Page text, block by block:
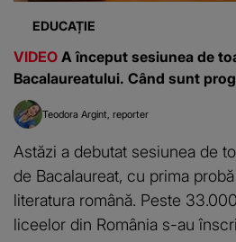
EDUCAȚIE
VIDEO A început sesiunea de
Bacalaureatului. Când sunt
Teodora Argint reporter
Astăzi a debutat sesiunea de
de Bacalaureat, cu prima
literatura română. Peste
liceelor din România s-au